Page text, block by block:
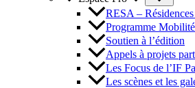
RESA –
Programme
Soutien à l’édition
Appels à projets
Les Focus de l’IF
Les scènes et les